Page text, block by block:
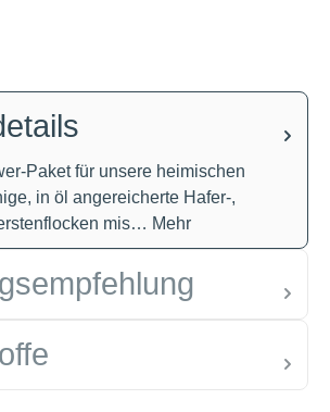
Paket für unsere heimischen
in öl angereicherte Hafer-,
mis… Mehr